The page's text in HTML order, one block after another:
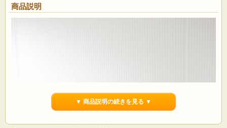
商品説明
▼ 商品説明の続きを見る ▼